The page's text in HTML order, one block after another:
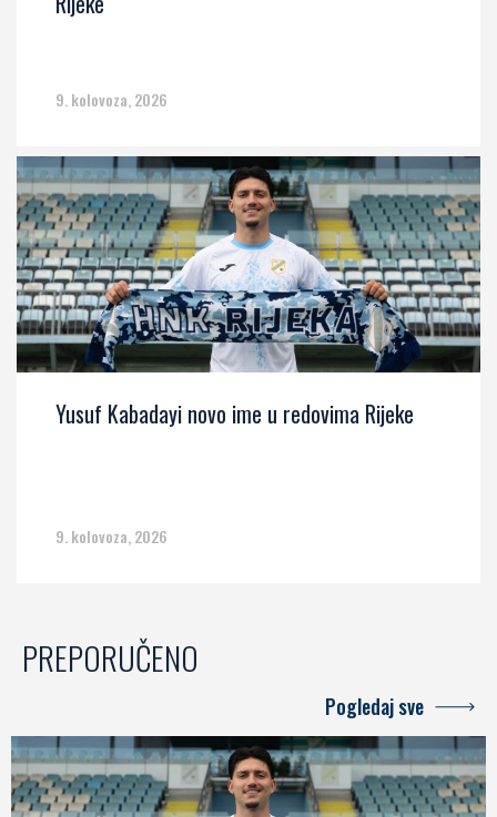
9. kolovoza, 2026
Yusuf Kabadayi novo ime u redovima Rijeke
9. kolovoza, 2026
PREPORUČENO
Pogledaj sve